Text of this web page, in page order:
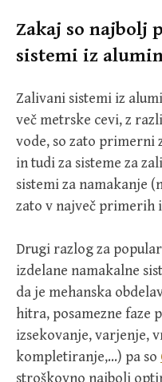
Zakaj so najbolj
sistemi iz
Zalivani sistemi iz
več metrske cevi, z
vode, so zato primerni
in tudi za sisteme za
sistemi za namakanje
zato v največ primerih
Drugi razlog za
izdelane namakalne
da je mehanska
hitra, posamezne faze
izsekovanje, varjenje,
kompletiranje,…) pa so